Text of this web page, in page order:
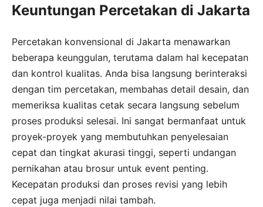
Keuntungan Percetakan di Jakarta
Percetakan konvensional di Jakarta menawarkan
beberapa keunggulan, terutama dalam hal kecepatan
dan kontrol kualitas. Anda bisa langsung berinteraksi
dengan tim percetakan, membahas detail desain, dan
memeriksa kualitas cetak secara langsung sebelum
proses produksi selesai. Ini sangat bermanfaat untuk
proyek-proyek yang membutuhkan penyelesaian
cepat dan tingkat akurasi tinggi, seperti undangan
pernikahan atau brosur untuk event penting.
Kecepatan produksi dan proses revisi yang lebih
cepat juga menjadi nilai tambah.